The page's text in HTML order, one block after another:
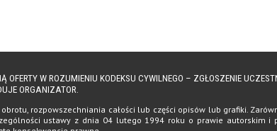
OFERTY W ROZUMIENIU KODEKSU CYWILNEGO – ZGŁOSZENIE
ORGANIZATOR.
rozpowszechniania całości lub części opisów lub grafiki.
ustawy z dnia 04 lutego 1994 roku o prawie autorskim i